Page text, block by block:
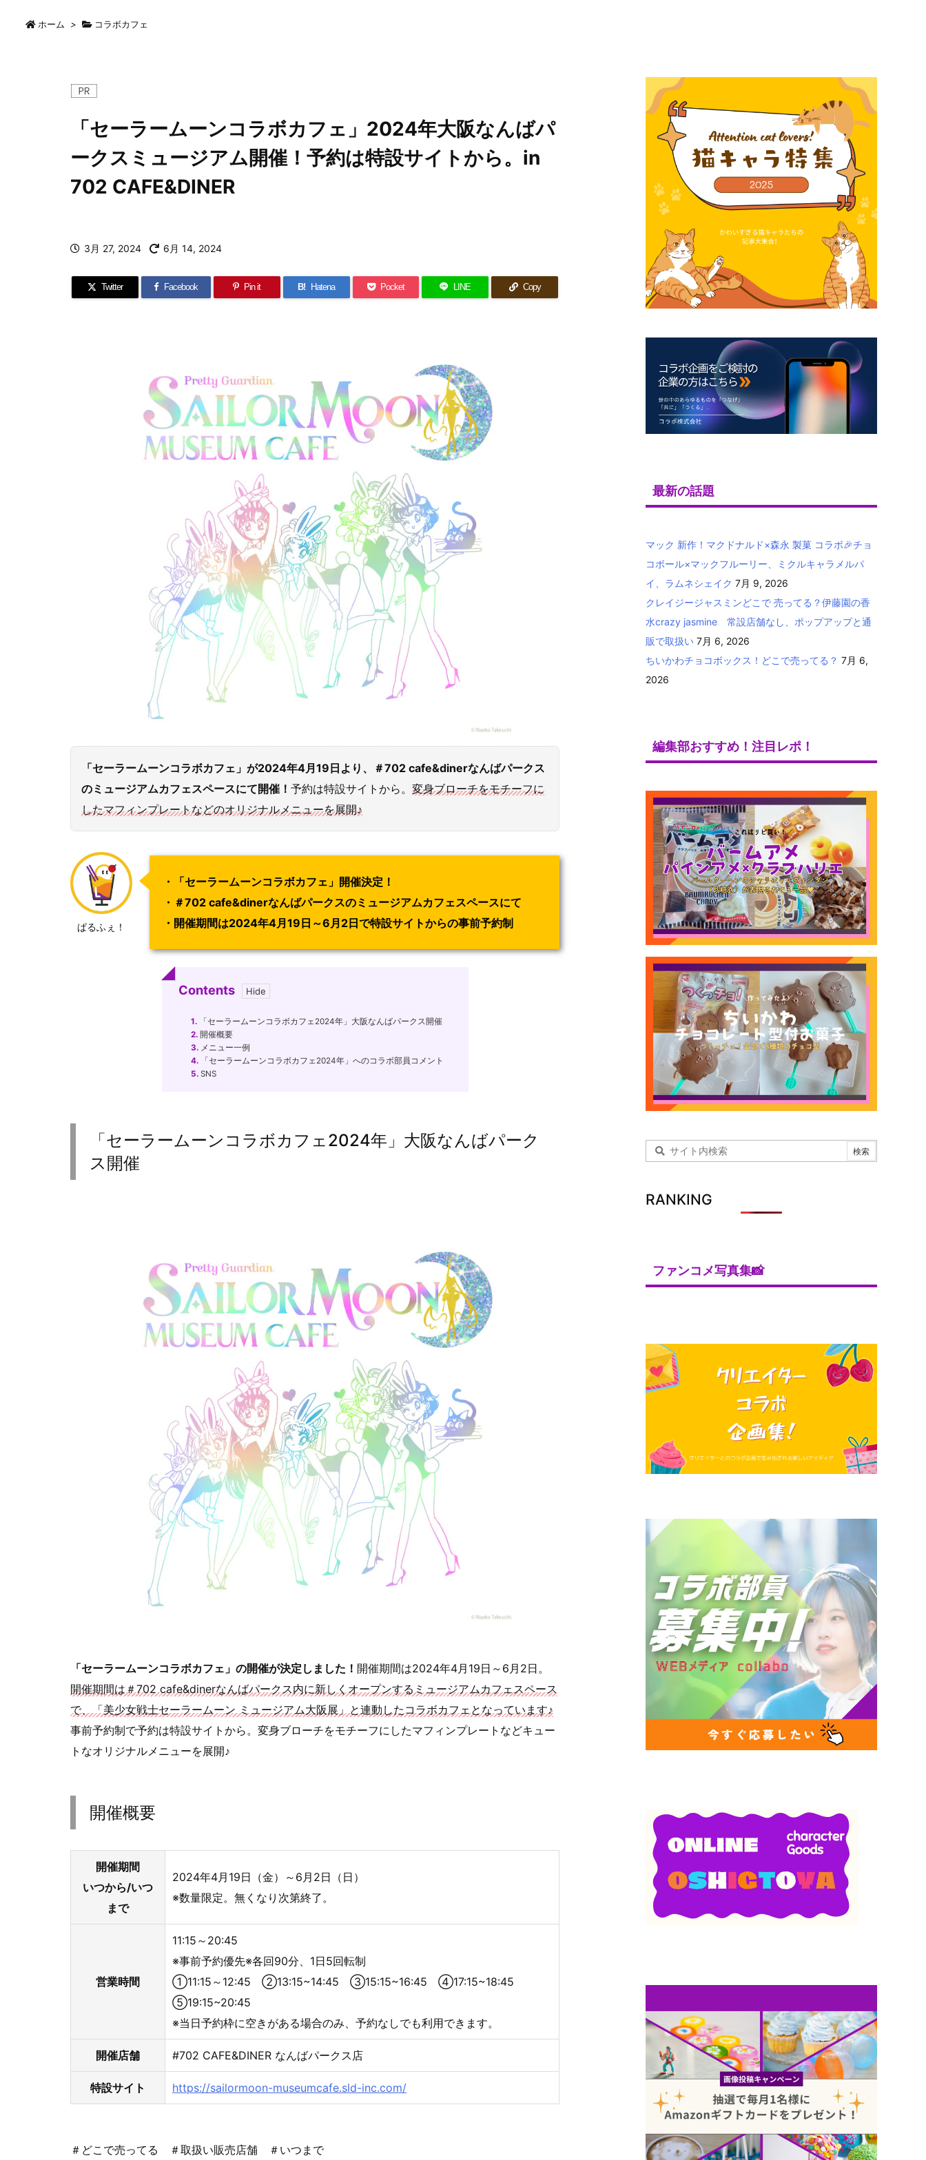
ホーム > コラボカフェ
「セーラームーンコラボカフェ」2024年大阪なんばパ
ークスミュージアム開催！予約は特設サイトから。in
702 CAFE&DINER
3月 27, 2024 6月 14, 2024
Twitter Facebook Pin it B! Hatena Pocket LINE Copy
「セーラームーンコラボカフェ」が2024年4月19日より、＃702 cafe&dinerなんばパークス
のミュージアムカフェスペースにて開催！ 予約は特設サイトから。 変身ブローチをモチーフに
したマフィンプレートなどのオリジナルメニューを展開♪
ぱるふぇ！
・「セーラームーンコラボカフェ」開催決定！
・＃702 cafe&dinerなんばパークスのミュージアムカフェスペースにて
・開催期間は2024年4月19日～6月2日で特設サイトからの事前予約制
Contents
1.「セーラームーンコラボカフェ2024年」大阪なんばパークス開催
2.開催概要
3.メニュー一例
4.「セーラームーンコラボカフェ2024年」へのコラボ部員コメント
5.SNS
「セーラームーンコラボカフェ2024年」大阪なんばパーク
ス開催
「セーラームーンコラボカフェ」の開催が決定しました！ 開催期間は2024年4月19日～6月2日。
開催期間は＃702 cafe&dinerなんばパークス内に新しくオープンするミュージアムカフェスペース
で、「美少女戦士セーラームーン ミュージアム大阪展」と連動したコラボカフェとなっています♪
事前予約制で予約は特設サイトから。変身ブローチをモチーフにしたマフィンプレートなどキュー
トなオリジナルメニューを展開♪
開催概要
開催期間
いつから/いつ
まで
2024年4月19日（金）～6月2日（日）
※数量限定。無くなり次第終了。
営業時間
11:15～20:45
※事前予約優先※各回90分、1日5回転制
①11:15～12:45 ②13:15~14:45 ③15:15~16:45 ④17:15~18:45
⑤19:15~20:45
※当日予約枠に空きがある場合のみ、予約なしでも利用できます。
開催店舗 #702 CAFE&DINER なんばパークス店
特設サイト https://sailormoon-museumcafe.sld-inc.com/
＃どこで売ってる ＃取扱い販売店舗 ＃いつまで
最新の話題
マック 新作！マクドナルド×森永 製菓 コラボ🎉チョ
コボール×マックフルーリー、ミクルキャラメルパ
イ、ラムネシェイク 7月 9, 2026
クレイジージャスミンどこで 売ってる？伊藤園の香
水crazy jasmine 常設店舗なし、ポップアップと通
販で取扱い 7月 6, 2026
ちいかわチョコボックス！どこで売ってる？ 7月 6,
2026
編集部おすすめ！注目レポ！
RANKING
ファンコメ写真集📸